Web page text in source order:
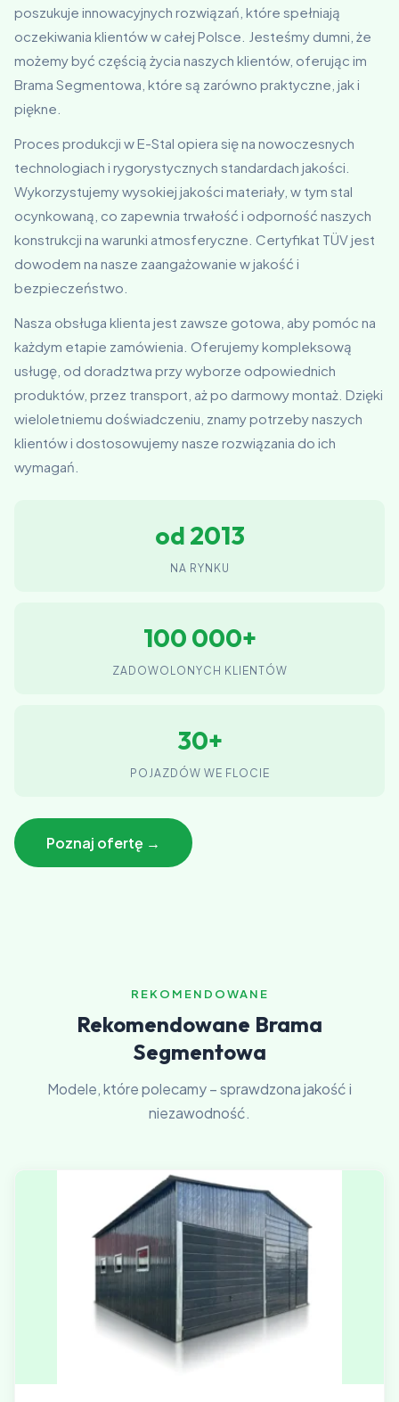
poszukuje innowacyjnych rozwiązań, które spełniają
oczekiwania klientów w całej Polsce. Jesteśmy dumni, że
możemy być częścią życia naszych klientów, oferując im
Brama Segmentowa, które są zarówno praktyczne, jak i
piękne.
Proces produkcji w E-Stal opiera się na nowoczesnych
technologiach i rygorystycznych standardach jakości.
Wykorzystujemy wysokiej jakości materiały, w tym stal
ocynkowaną, co zapewnia trwałość i odporność naszych
konstrukcji na warunki atmosferyczne. Certyfikat TÜV jest
dowodem na nasze zaangażowanie w jakość i
bezpieczeństwo.
Nasza obsługa klienta jest zawsze gotowa, aby pomóc na
każdym etapie zamówienia. Oferujemy kompleksową
usługę, od doradztwa przy wyborze odpowiednich
produktów, przez transport, aż po darmowy montaż. Dzięki
wieloletniemu doświadczeniu, znamy potrzeby naszych
klientów i dostosowujemy nasze rozwiązania do ich
wymagań.
od 2013
NA RYNKU
100 000+
ZADOWOLONYCH KLIENTÓW
30+
POJAZDÓW WE FLOCIE
Poznaj ofertę →
REKOMENDOWANE
Rekomendowane Brama
Segmentowa
Modele, które polecamy – sprawdzona jakość i
niezawodność.